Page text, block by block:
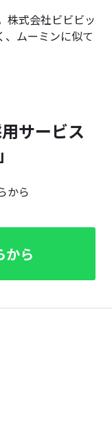
株式会社ビビビッ
、ムーミンに似て
サービス
から
から